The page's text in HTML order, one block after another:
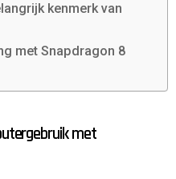
kenmerk van
met Snapdragon 8
met